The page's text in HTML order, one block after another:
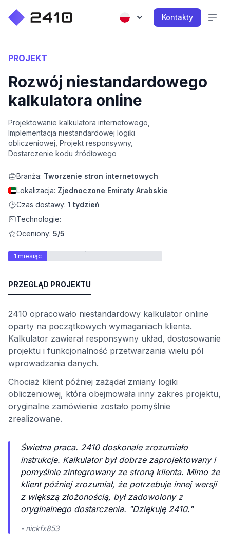
Kontakty
PROJEKT
Rozwój niestandardowego
kalkulatora online
Projektowanie kalkulatora internetowego,
Implementacja niestandardowej logiki
obliczeniowej, Projekt responsywny,
Dostarczenie kodu źródłowego
Branża: Tworzenie stron internetowych
Lokalizacja: Zjednoczone Emiraty Arabskie
Czas dostawy: 1 tydzień
Technologie:
Oceniony: 5/5
1 miesiąc
PRZEGLĄD PROJEKTU
2410 opracowało niestandardowy kalkulator online
oparty na początkowych wymaganiach klienta.
Kalkulator zawierał responsywny układ, dostosowanie
projektu i funkcjonalność przetwarzania wielu pól
wprowadzania danych.
Chociaż klient później zażądał zmiany logiki
obliczeniowej, która obejmowała inny zakres projektu,
oryginalne zamówienie zostało pomyślnie
zrealizowane.
Świetna praca. 2410 doskonale zrozumiało
instrukcje. Kalkulator był dobrze zaprojektowany i
pomyślnie zintegrowany ze stroną klienta. Mimo że
klient później zrozumiał, że potrzebuje innej wersji
z większą złożonością, był zadowolony z
oryginalnego dostarczenia. "Dziękuję 2410."
- nickfx853